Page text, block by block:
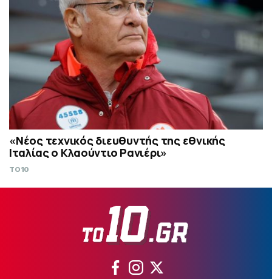
«Νέος τεχνικός διευθυντής της εθνικής
Ιταλίας ο Κλαούντιο Ρανιέρι»
TO10